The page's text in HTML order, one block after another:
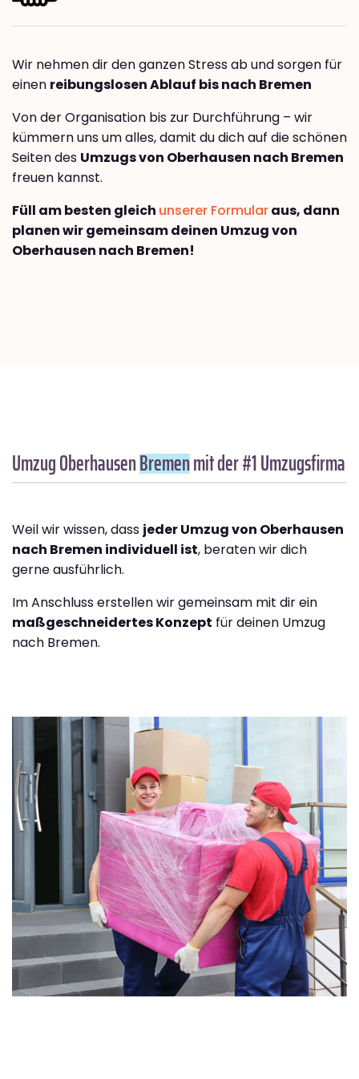
Wir nehmen dir den ganzen Stress ab und sorgen für
einen reibungslosen Ablauf bis nach Bremen
Von der Organisation bis zur Durchführung – wir
kümmern uns um alles, damit du dich auf die schönen
Seiten des Umzugs von Oberhausen nach Bremen
freuen kannst.
Füll am besten gleich unserer Formularaus, dann
planen wir gemeinsam deinen Umzug von
Oberhausen nach Bremen!
Umzug OberhausenBremenmit der #1 Umzugsfirma
Weil wir wissen, dass jeder Umzug von Oberhausen
nach Bremen individuell ist, beraten wir dich
gerne ausführlich.
Im Anschluss erstellen wir gemeinsam mit dir ein
maßgeschneidertes Konzept für deinen Umzug
nach Bremen.